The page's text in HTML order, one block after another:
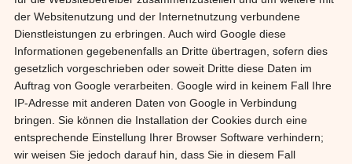
der Websitenutzung und der Internetnutzung verbundene
Dienstleistungen zu erbringen. Auch wird Google diese
Informationen gegebenenfalls an Dritte übertragen, sofern dies
gesetzlich vorgeschrieben oder soweit Dritte diese Daten im
Auftrag von Google verarbeiten. Google wird in keinem Fall Ihre
IP-Adresse mit anderen Daten von Google in Verbindung
bringen. Sie können die Installation der Cookies durch eine
entsprechende Einstellung Ihrer Browser Software verhindern;
wir weisen Sie jedoch darauf hin, dass Sie in diesem Fall